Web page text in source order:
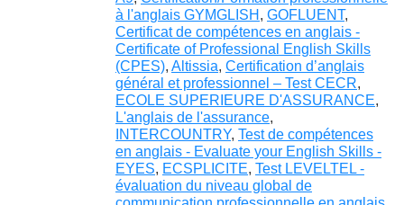
à l'anglais GYMGLISH , GOFLUENT,
Certificat de compétences en anglais -
Certificate of Professional English Skills
(CPES), Altissia, Certification d’anglais
général et professionnel – Test CECR,
ECOLE SUPERIEURE D'ASSURANCE,
L'anglais de l'assurance,
INTERCOUNTRY, Test de compétences
en anglais - Evaluate your English Skills -
EYES, ECSPLICITE, Test LEVELTEL -
évaluation du niveau global de